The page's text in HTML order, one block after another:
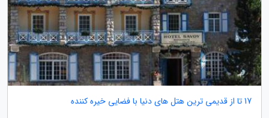
17 تا از قدیمی ترین هتل های دنیا با فضایی خیره کننده